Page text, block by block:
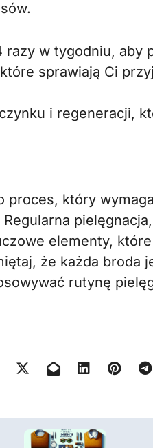
w tygodniu, aby
sprawiają Ci
i regeneracji,
proces, który
elementy,
że każda broda
rutynę